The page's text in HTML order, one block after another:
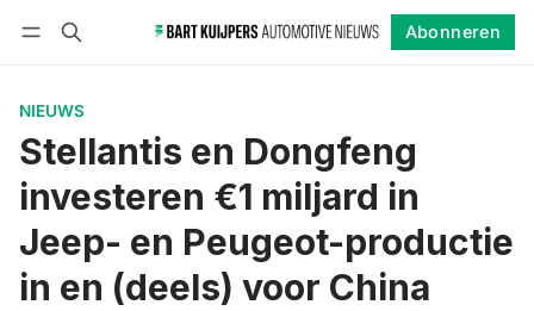
Abonneren
NIEUWS
Stellantis en Dongfeng
investeren €1 miljard in
Jeep- en Peugeot-productie
in en (deels) voor China